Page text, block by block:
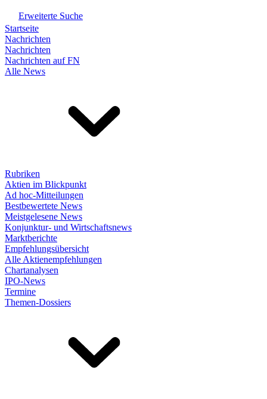
Erweiterte Suche
Startseite
Nachrichten
Nachrichten
Nachrichten auf FN
Alle News
Rubriken
Aktien im Blickpunkt
Ad hoc-Mitteilungen
Bestbewertete News
Meistgelesene News
Konjunktur- und Wirtschaftsnews
Marktberichte
Empfehlungsübersicht
Alle Aktienempfehlungen
Chartanalysen
IPO-News
Termine
Themen-Dossiers